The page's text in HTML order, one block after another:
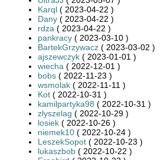
Karql ( 2023-04-22 )
Dany ( 2023-04-22 )
rdza ( 2023-04-22 )
pankracy ( 2023-03-10 )
BartekGrzywacz ( 2023-03-02 )
ajszewczyk ( 2023-01-01 )
wiecha ( 2022-12-01 )
bobs ( 2022-11-23 )
wsmolak ( 2022-11-11 )
Kot ( 2022-10-31 )
kamilpartyka98 ( 2022-10-31 )
zlyszelag ( 2022-10-29 )
losiek ( 2022-10-26 )
niemek10 ( 2022-10-24 )
LeszekSopot ( 2022-10-23 )
lukaszbob ( 2022-10-22 )